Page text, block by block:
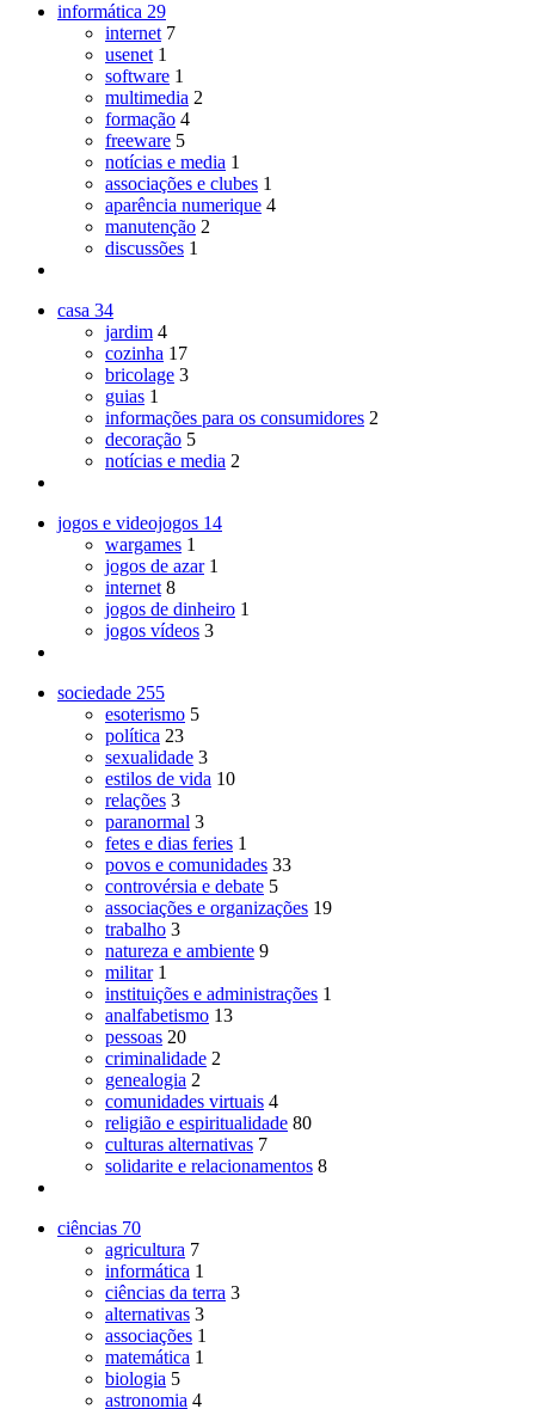
informática 29
internet 7
usenet 1
software 1
multimedia 2
formação 4
freeware 5
notícias e media 1
associações e clubes 1
aparência numerique 4
manutenção 2
discussões 1
casa 34
jardim 4
cozinha 17
bricolage 3
guias 1
informações para os consumidores 2
decoração 5
notícias e media 2
jogos e videojogos 14
wargames 1
jogos de azar 1
internet 8
jogos de dinheiro 1
jogos vídeos 3
sociedade 255
esoterismo 5
política 23
sexualidade 3
estilos de vida 10
relações 3
paranormal 3
fetes e dias feries 1
povos e comunidades 33
controvérsia e debate 5
associações e organizações 19
trabalho 3
natureza e ambiente 9
militar 1
instituições e administrações 1
analfabetismo 13
pessoas 20
criminalidade 2
genealogia 2
comunidades virtuais 4
religião e espiritualidade 80
culturas alternativas 7
solidarite e relacionamentos 8
ciências 70
agricultura 7
informática 1
ciências da terra 3
alternativas 3
associações 1
matemática 1
biologia 5
astronomia 4